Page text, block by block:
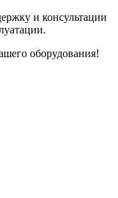
и консультации
оборудования!